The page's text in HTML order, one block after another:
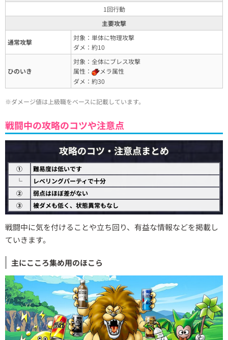
1回行動
主要攻撃
通常攻撃
対象：単体に物理攻撃
ダメ：約10
ひのいき
対象：全体にブレス攻撃
属性：
メラ属性
ダメ：約30
※ダメージ値は上級職をベースに記載しています。
戦闘中の攻略のコツや注意点
攻略のコツ・注意点まとめ
①
難易度は低いです
└
レベリングパーティで十分
②
弱点はほぼ差がない
③
被ダメも低く、状態異常もなし
戦闘中に気を付けることや立ち回り、有益な情報などを掲載し
ていきます。
主にこころ集め用のほこら